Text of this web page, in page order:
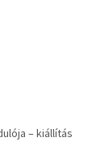
– kiállítás